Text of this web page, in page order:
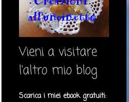
Vieni a visitare
l'altro mio blog
Scarica i miei ebook gratuiti: